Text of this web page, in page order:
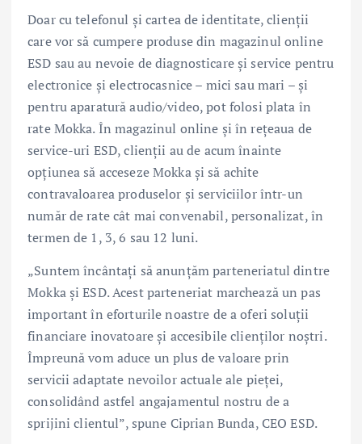
Doar cu telefonul și cartea de identitate, clienții
care vor să cumpere produse din magazinul online
ESD sau au nevoie de diagnosticare și service pentru
electronice și electrocasnice – mici sau mari – și
pentru aparatură audio/video, pot folosi plata în
rate Mokka. În magazinul online și în rețeaua de
service-uri ESD, clienții au de acum înainte
opțiunea să acceseze Mokka și să achite
contravaloarea produselor și serviciilor într-un
număr de rate cât mai convenabil, personalizat, în
termen de 1, 3, 6 sau 12 luni.
„Suntem încântați să anunțăm parteneriatul dintre
Mokka și ESD. Acest parteneriat marchează un pas
important în eforturile noastre de a oferi soluții
financiare inovatoare și accesibile clienților noștri.
Împreună vom aduce un plus de valoare prin
servicii adaptate nevoilor actuale ale pieței,
consolidând astfel angajamentul nostru de a
sprijini clientul”, spune Ciprian Bunda, CEO ESD.